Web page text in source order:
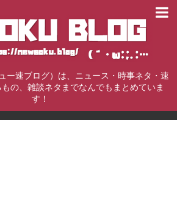
ー速ブログ）は、ニュース・時事ネタ・速
の、雑談ネタまでなんでもまとめていま
す！